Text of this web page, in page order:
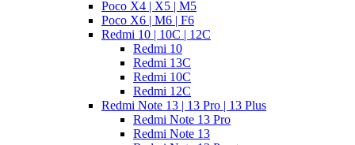
Poco X4 | X5 | M5
Poco X6 | M6 | F6
Redmi 10 | 10C | 12C
Redmi 10
Redmi 13C
Redmi 10C
Redmi 12C
Redmi Note 13 | 13 Pro | 13 Plus
Redmi Note 13 Pro
Redmi Note 13